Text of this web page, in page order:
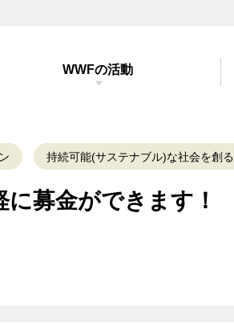
WWFの活動
持続可能(サステナブル)な社会を創る
募金ができます！